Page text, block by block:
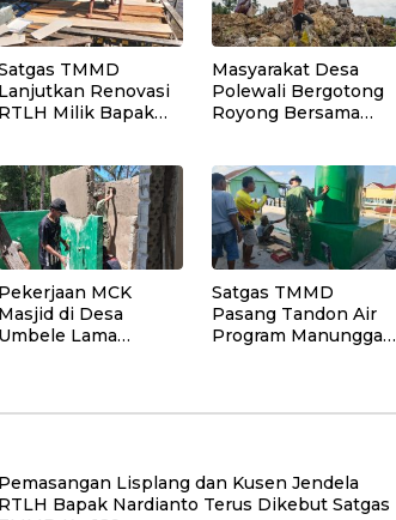
TMMD
Lanjutkan Renovasi
RTLH Milik Bapak
dan
Masyarakat Desa
Polewali Bergotong
Royong Bersama
Program Manunggal
Air Bersih
Pekerjaan MCK
Masjid di Desa
Umbele Lama
Satgas TMMD
Pasang Tandon Air
Program Manunggal
Pemasangan Lisplang dan Kusen Jendela
RTLH Bapak Nardianto Terus Dikebut Satgas